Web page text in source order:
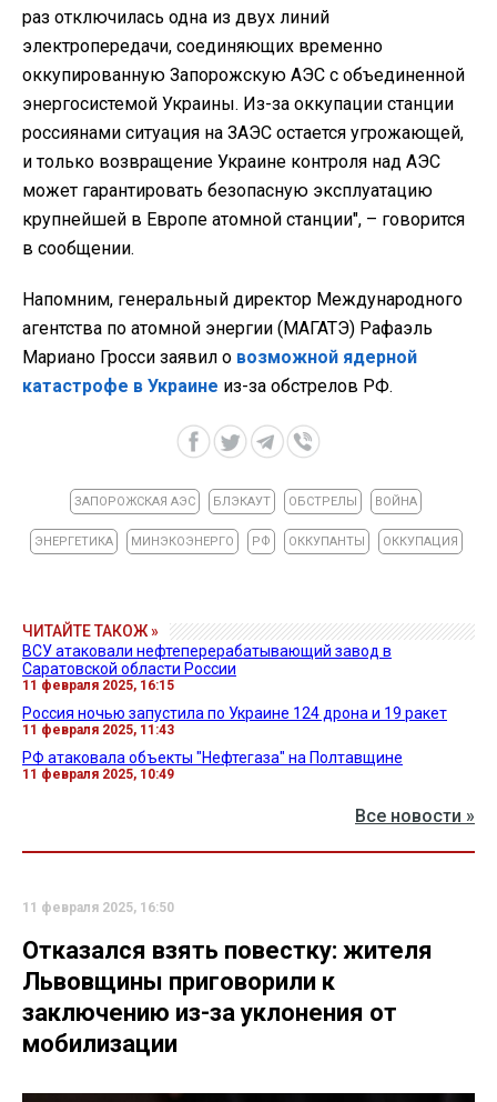
раз отключилась одна из двух линий
электропередачи, соединяющих временно
оккупированную Запорожскую АЭС с объединенной
энергосистемой Украины. Из-за оккупации станции
россиянами ситуация на ЗАЭС остается угрожающей,
и только возвращение Украине контроля над АЭС
может гарантировать безопасную эксплуатацию
крупнейшей в Европе атомной станции", – говорится
в сообщении.
Напомним, генеральный директор Международного
агентства по атомной энергии (МАГАТЭ) Рафаэль
Мариано Гросси заявил о возможной ядерной
катастрофе в Украине из-за обстрелов РФ.
ЗАПОРОЖСКАЯ АЭС БЛЭКАУТ ОБСТРЕЛЫ ВОЙНА
ЭНЕРГЕТИКА МИНЭКОЭНЕРГО РФ ОККУПАНТЫ ОККУПАЦИЯ
ЧИТАЙТЕ ТАКОЖ »
ВСУ атаковали нефтеперерабатывающий завод в
Саратовской области России
11 февраля 2025, 16:15
Россия ночью запустила по Украине 124 дрона и 19 ракет
11 февраля 2025, 11:43
РФ атаковала объекты "Нефтегаза" на Полтавщине
11 февраля 2025, 10:49
Все новости »
11 февраля 2025, 16:50
Отказался взять повестку: жителя
Львовщины приговорили к
заключению из-за уклонения от
мобилизации